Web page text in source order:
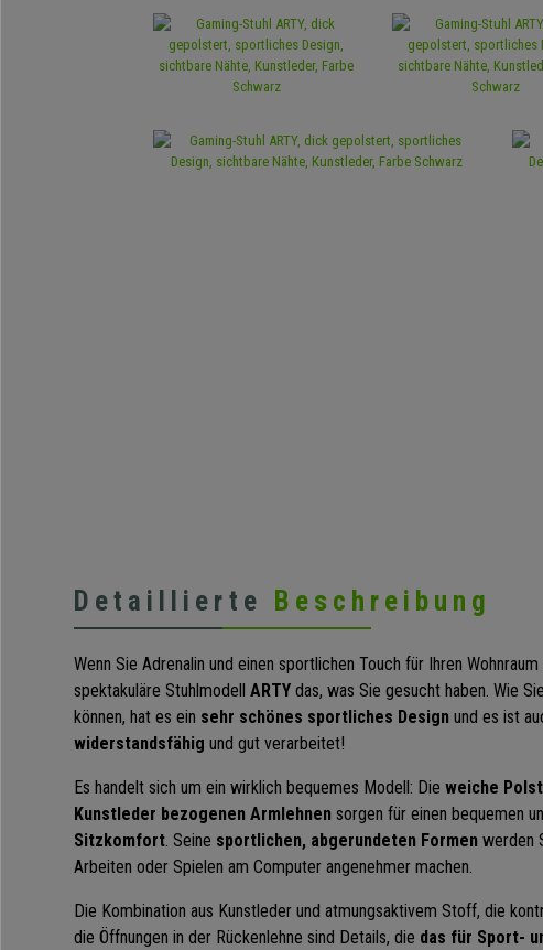
Detaillierte Beschreibung
Wenn Sie Adrenalin und einen sportlichen Touch für Ihren
spektakuläre Stuhlmodell ARTY das, was Sie gesucht haben. Wie
können, hat es ein sehr schönes sportliches Design und es ist
widerstandsfähig und gut verarbeitet!
Es handelt sich um ein wirklich bequemes Modell: Die weiche
Kunstleder bezogenen Armlehnen sorgen für einen bequemen
Sitzkomfort. Seine sportlichen, abgerundeten Formen werden
Arbeiten oder Spielen am Computer angenehmer machen.
Die Kombination aus Kunstleder und atmungsaktivem Stoff, die
die Öffnungen in der Rückenlehne sind Details, die das für Sport-